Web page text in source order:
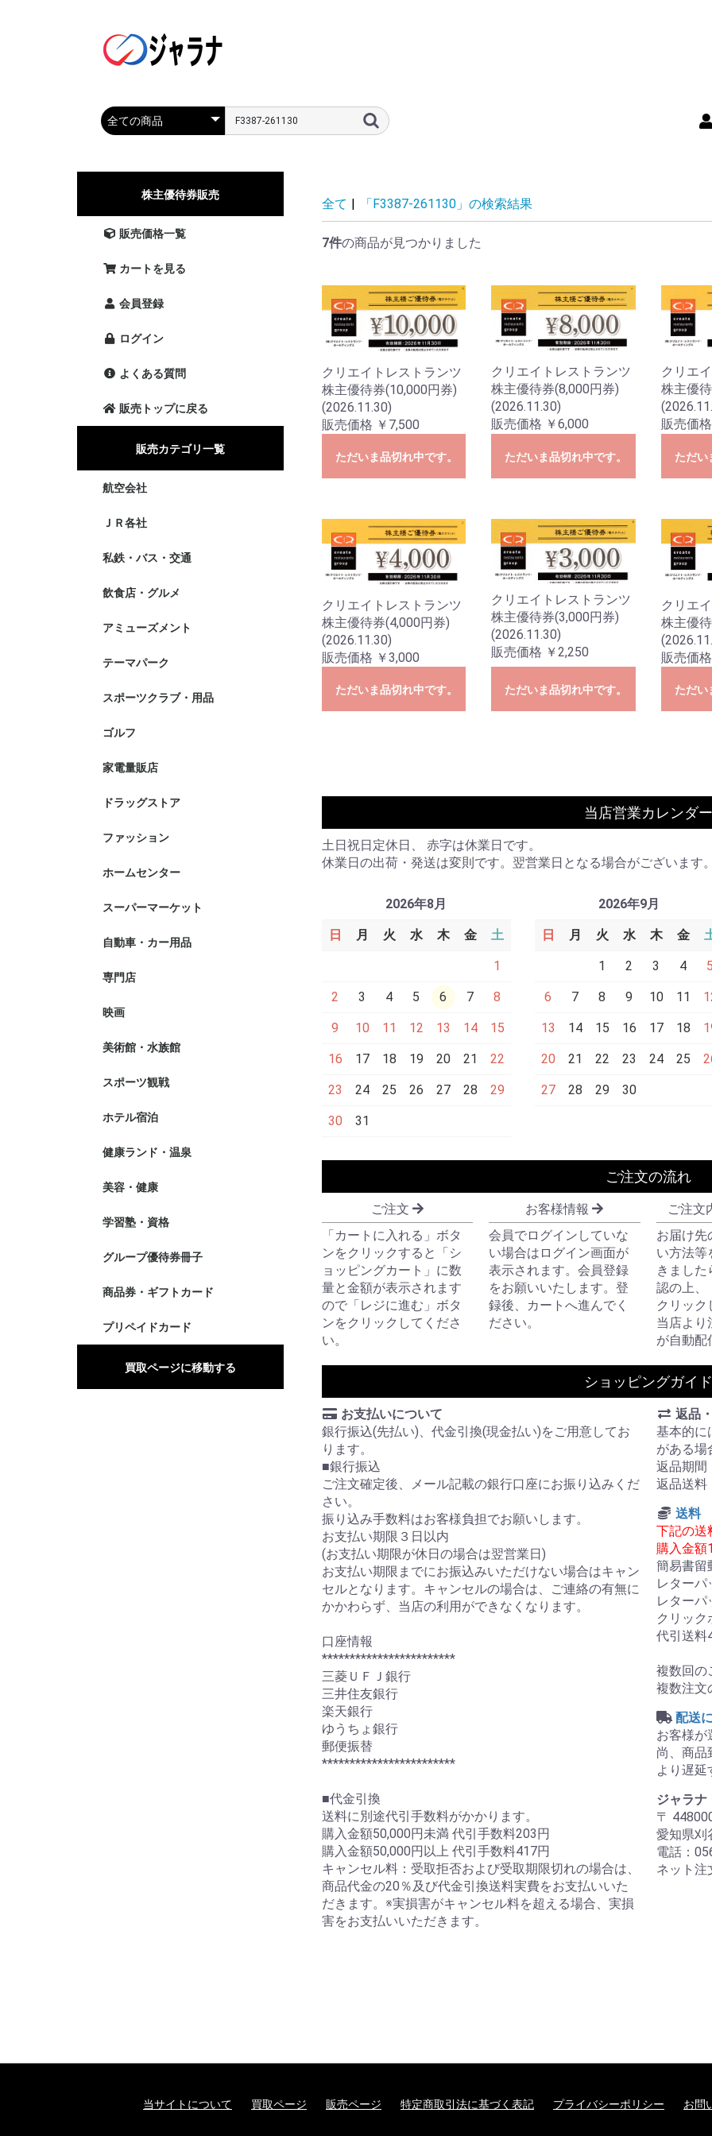
株主優待券販売
販売価格一覧
カートを見る
会員登録
ログイン
よくある質問
販売トップに戻る
販売カテゴリ一覧
航空会社
ＪＲ各社
私鉄・バス・交通 フェリー
タクシー・その他
飲食店・グルメ
アミューズメント
テーマパーク
スポーツクラブ・用品
ゴルフ
家電量販店
ドラッグストア
ファッション
ホームセンター
スーパーマーケット
自動車・カー用品
専門店
映画
美術館・水族館
スポーツ観戦
ホテル宿泊
健康ランド・温泉
美容・健康
学習塾・資格
グループ優待券冊子
商品券・ギフトカード
プリペイドカード
買取ページに移動する
全て | 「F3387-261130」の検索結果
7件の商品が見つかりました
クリエイトレストランツ
株主優待券(10,000円券)
(2026.11.30)
販売価格 ￥7,500
ただいま品切れ中です。
クリエイトレストランツ
株主優待券(8,000円券)
(2026.11.30)
販売価格 ￥6,000
ただいま品切れ中です。
クリエ
株主優
販売価
ただい
クリエイトレストランツ
株主優待券(4,000円券)
(2026.11.30)
販売価格 ￥3,000
ただいま品切れ中です。
クリエイトレストランツ
株主優待券(3,000円券)
(2026.11.30)
販売価格 ￥2,250
ただいま品切れ中です。
クリエ
株主優
販売価
ただい
当店営業カレンダー
土日祝日定休日、 赤字は休業日です。
休業日の出荷・発送は変則です。翌営業日となる場合がございます。
2026年8月
日 月 火 水 木 金 土
1
2 3 4 5 6 7 8
9 10 11 12 13 14 15
16 17 18 19 20 21 22
23 24 25 26 27 28 29
30 31
2026年9月
日 月 火 水 木 金
1 2 3 4 5
6 7 8 9 10 11
13 14 15 16 17 18
20 21 22 23 24 25
27 28 29 30
ご注文の流れ
ご注文
「カートに入れる」ボタ
ンをクリックすると「シ
ョッピングカート」に数
量と金額が表示されます
ので「レジに進む」ボタ
ンをクリックしてくださ
い。
お客様情報
会員でログインしていな
い場合はログイン画面が
表示されます。会員登録
をお願いいたします。登
録後、カートへ進んでく
ださい。
ご注文
お届け先
い方法等
きました
認の上、
クリック
当店より
が自動配
ショッピングガイド
お支払いについて
銀行振込(先払い)、代金引換(現金払い)をご用意してお
ります。
■銀行振込
ご注文確定後、メール記載の銀行口座にお振り込みくだ
さい。
振り込み手数料はお客様負担でお願いします。
お支払い期限３日以内
(お支払い期限が休日の場合は翌営業日)
お支払い期限までにお振込みいただけない場合はキャン
セルとなります。キャンセルの場合は、ご連絡の有無に
かかわらず、当店の利用ができなくなります。
口座情報
************************
三菱ＵＦＪ銀行
三井住友銀行
楽天銀行
ゆうちょ銀行
郵便振替
************************
■代金引換
送料に別途代引手数料がかかります。
購入金額50,000円未満 代引手数料203円
購入金額50,000円以上 代引手数料417円
キャンセル料：受取拒否および受取期限切れの場合は、
商品代金の20％及び代金引換送料実費をお支払いいた
だきます。※実損害がキャンセル料を超える場合、実損
害をお支払いいただきます。
返品
基本的に
がある場
返品期間
返品送料
送料
下記の送
購入金額
簡易書留
レターパ
レターパ
クリック
代引送料
複数回の
複数注文
配送
お客様が
尚、商品
より遅延
ジャラナ
〒
愛知県刈
電話：
ネット注
当サイトについて 買取ページ 販売ページ 特定商取引法に基づく表記 プライバシーポリシー お問